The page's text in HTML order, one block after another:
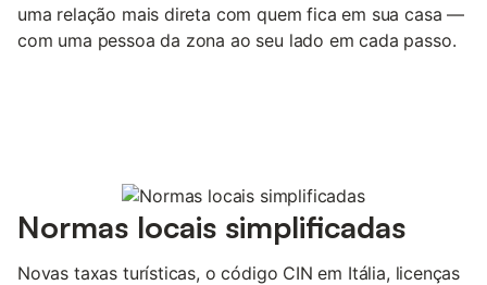
uma relação mais direta com quem fica em sua casa —
com uma pessoa da zona ao seu lado em cada passo.
Normas locais simplificadas
Novas taxas turísticas, o código CIN em Itália, licenças